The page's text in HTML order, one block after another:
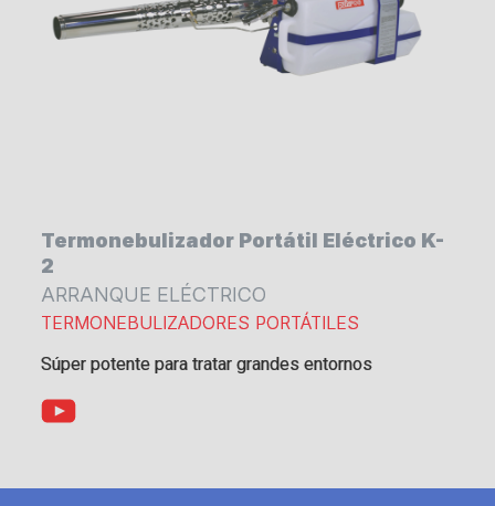
Termonebulizador Portátil Eléctrico K-
2
ARRANQUE ELÉCTRICO
TERMONEBULIZADORES PORTÁTILES
Súper potente para tratar grandes entornos